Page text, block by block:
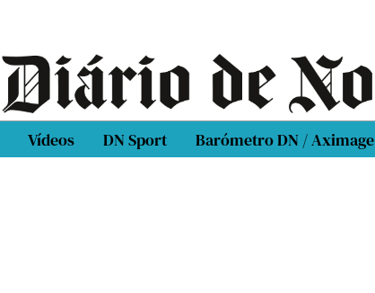
Vídeos DN Sport Barómetro DN / Aximage